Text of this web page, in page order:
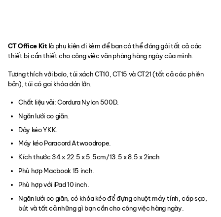
CT Office Kitlà phụ kiện đi kèm để bạn có thể đóng gói tất cả các
thiết bị cần thiết cho công việc văn phòng hàng ngày của mình.
Tương thích với balo, túi xách CT10, CT15 và CT21 (tất cả các phiên
bản), túi có gai khóa dán lớn.
Chất liệu vải: Cordura Nylon 500D.
Ngăn lưới co giãn.
Dây kéo YKK.
Máy kéo Paracord Atwoodrope.
Kích thước 34 x 22.5 x 5.5cm/13.5 x 8.5 x 2inch
Phù hợp Macbook 15 inch.
Phù hợp với iPad 10 inch.
Ngăn lưới co giãn, có khóa kéo để đựng chuột máy tính, cáp sạc,
bút và tất cả những gì bạn cần cho công việc hàng ngày.